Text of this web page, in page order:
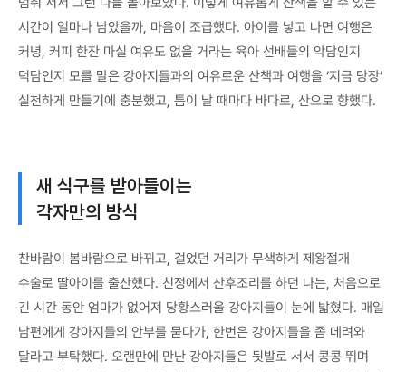
시간이 얼마나 남았을까, 마음이 조급했다. 아이를 낳고 나면 여행은
커녕, 커피 한잔 마실 여유도 없을 거라는 육아 선배들의 악담인지
덕담인지 모를 말은 강아지들과의 여유로운 산책과 여행을 ‘지금 당장’
실천하게 만들기에 충분했고, 틈이 날 때마다 바다로, 산으로 향했다.
새 식구를 받아들이는
각자만의 방식
찬바람이 봄바람으로 바뀌고, 걸었던 거리가 무색하게 제왕절개
수술로 딸아이를 출산했다. 친정에서 산후조리를 하던 나는, 처음으로
긴 시간 동안 엄마가 없어져 당황스러울 강아지들이 눈에 밟혔다. 매일
남편에게 강아지들의 안부를 묻다가, 한번은 강아지들을 좀 데려와
달라고 부탁했다. 오랜만에 만난 강아지들은 뒷발로 서서 콩콩 뛰며